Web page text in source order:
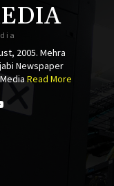
2005. Mehra
Newspaper
Read More